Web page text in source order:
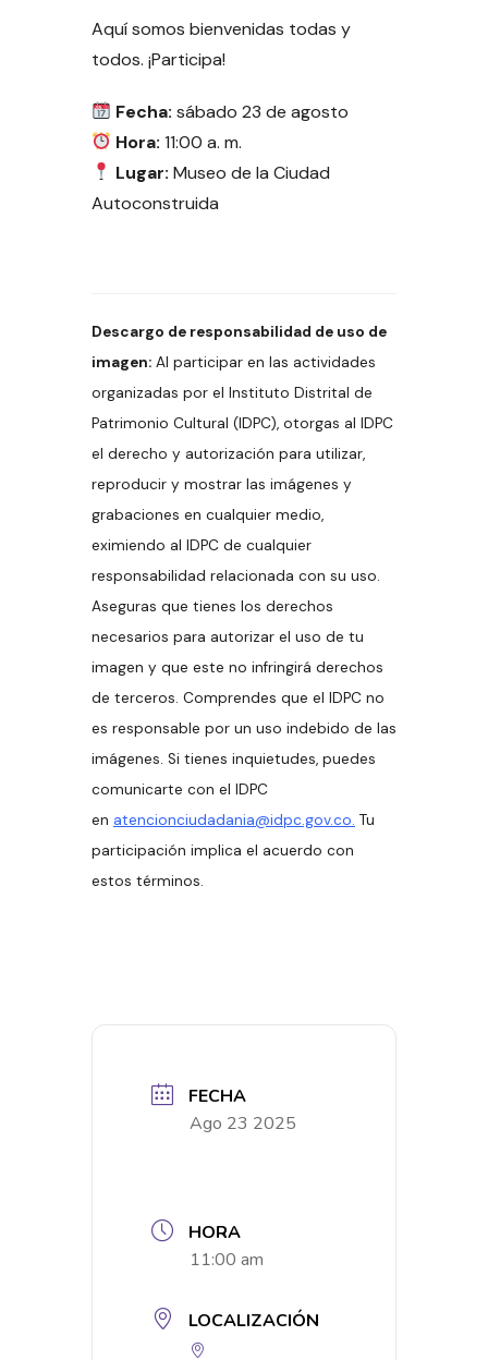
Aquí somos bienvenidas todas y
todos. ¡Participa!
Fecha: sábado 23 de agosto
Hora: 11:00 a. m.
Lugar: Museo de la Ciudad
Autoconstruida
Descargo de responsabilidad de uso de
imagen: Al participar en las actividades
organizadas por el Instituto Distrital de
Patrimonio Cultural (IDPC), otorgas al IDPC
el derecho y autorización para utilizar,
reproducir y mostrar las imágenes y
grabaciones en cualquier medio,
eximiendo al IDPC de cualquier
responsabilidad relacionada con su uso.
Aseguras que tienes los derechos
necesarios para autorizar el uso de tu
imagen y que este no infringirá derechos
de terceros. Comprendes que el IDPC no
es responsable por un uso indebido de las
imágenes. Si tienes inquietudes, puedes
comunicarte con el IDPC
en atencionciudadania@idpc.gov.co. Tu
participación implica el acuerdo con
estos términos.
FECHA
Ago 23 2025
HORA
11:00 am
LOCALIZACIÓN